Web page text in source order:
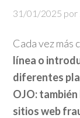
31/01/2025 por
Cada vez más
línea o
diferentes
OJO:
sitios web